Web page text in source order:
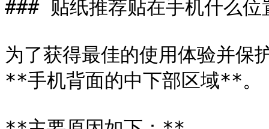
### 贴纸推荐贴在手机什么位
为了获得最佳的使用体验并保
**手机背面的中下部区域**。